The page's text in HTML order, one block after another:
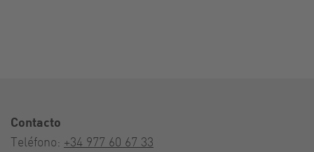
Contacto
Teléfono: +34 977 60 67 33